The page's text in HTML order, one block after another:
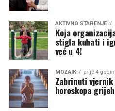
AKTIVNO STARENJE
Koja
stigla kuhati i
već u 4!
MOZAIK prije 4
Zabrinuti
horoskopa